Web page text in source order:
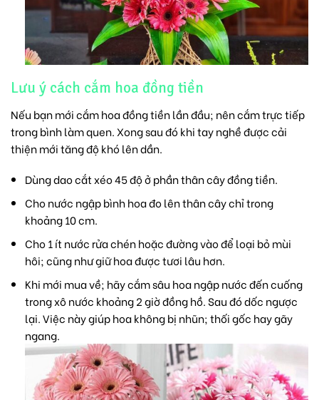
Lưu ý cách cắm hoa đồng tiền
Nếu bạn mới cắm hoa đồng tiền lần đầu; nên cắm trực tiếp
trong bình làm quen. Xong sau đó khi tay nghề được cải
thiện mới tăng độ khó lên dần.
Dùng dao cắt xéo 45 độ ở phần thân cây đồng tiền.
Cho nước ngập bình hoa đo lên thân cây chỉ trong
khoảng 10 cm.
Cho 1 ít nước rửa chén hoặc đường vào để loại bỏ mùi
hôi; cũng như giữ hoa được tươi lâu hơn.
Khi mới mua về; hãy cắm sâu hoa ngập nước đến cuống
trong xô nước khoảng 2 giờ đồng hồ. Sau đó dốc ngược
lại. Việc này giúp hoa không bị nhũn; thối gốc hay gãy
ngang.